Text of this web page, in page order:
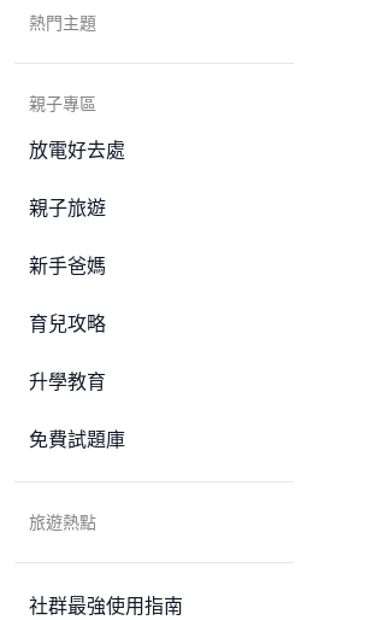
熱門主題
親子專區
放電好去處
親子旅遊
新手爸媽
育兒攻略
升學教育
免費試題庫
旅遊熱點
社群最強使用指南